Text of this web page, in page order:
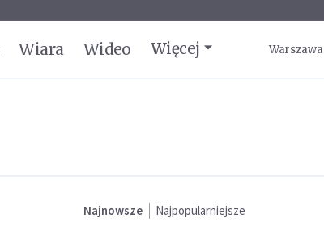
Wiara Wideo Więcej Warszawa
Najnowsze Najpopularniejsze